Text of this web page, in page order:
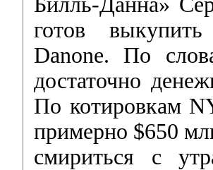
готов
Danone. По
достаточно
По котировкам
примерно $650
смириться с